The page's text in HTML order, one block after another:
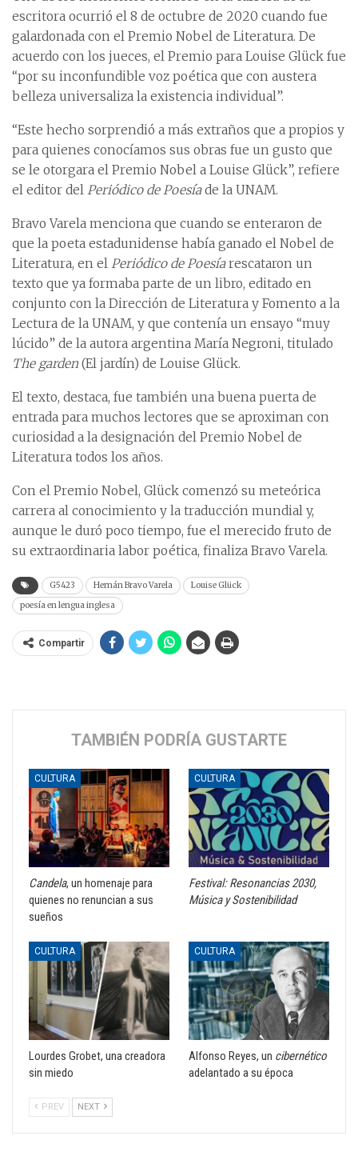
escritora ocurrió el 8 de octubre de 2020 cuando fue
galardonada con el Premio Nobel de Literatura. De
acuerdo con los jueces, el Premio para Louise Glück fue
“por su inconfundible voz poética que con austera
belleza universaliza la existencia individual”.
“Este hecho sorprendió a más extraños que a propios y
para quienes conocíamos sus obras fue un gusto que
se le otorgara el Premio Nobel a Louise Glück”, refiere
el editor del Periódico de Poesíade la UNAM.
Bravo Varela menciona que cuando se enteraron de
que la poeta estadunidense había ganado el Nobel de
Literatura, en el Periódico de Poesíarescataron un
texto que ya formaba parte de un libro, editado en
conjunto con la Dirección de Literatura y Fomento a la
Lectura de la UNAM, y que contenía un ensayo “muy
lúcido” de la autora argentina María Negroni, titulado
The garden (El jardín) de Louise Glück.
El texto, destaca, fue también una buena puerta de
entrada para muchos lectores que se aproximan con
curiosidad a la designación del Premio Nobel de
Literatura todos los años.
Con el Premio Nobel, Glück comenzó su meteórica
carrera al conocimiento y la traducción mundial y,
aunque le duró poco tiempo, fue el merecido fruto de
su extraordinaria labor poética, finaliza Bravo Varela.
G5423 Hernán Bravo Varela
Louise Glück
poesía en lengua inglesa
Compartir
TAMBIÉN PODRÍA GUSTARTE
CULTURA
Candela, un homenaje para
quienes no renuncian a sus
sueños
CULTURA
Festival: Resonancias 2030,
Música y Sostenibilidad
CULTURA
Lourdes Grobet, una creadora
sin miedo
CULTURA
Alfonso Reyes, un cibernético
adelantado a su época
PREV NEXT